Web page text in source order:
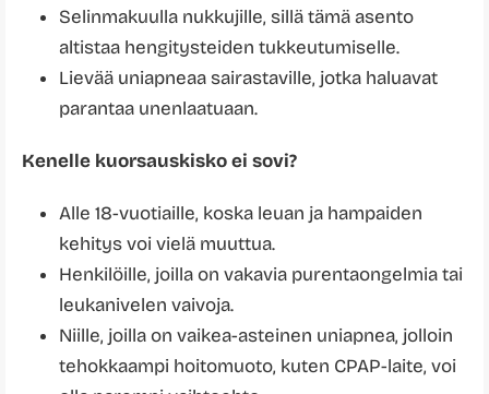
Selinmakuulla nukkujille, sillä tämä asento
altistaa hengitysteiden tukkeutumiselle.
Lievää uniapneaa sairastaville, jotka haluavat
parantaa unenlaatuaan.
Kenelle kuorsauskisko ei sovi?
Alle 18-vuotiaille, koska leuan ja hampaiden
kehitys voi vielä muuttua.
Henkilöille, joilla on vakavia purentaongelmia tai
leukanivelen vaivoja.
Niille, joilla on vaikea-asteinen uniapnea, jolloin
tehokkaampi hoitomuoto, kuten CPAP-laite, voi